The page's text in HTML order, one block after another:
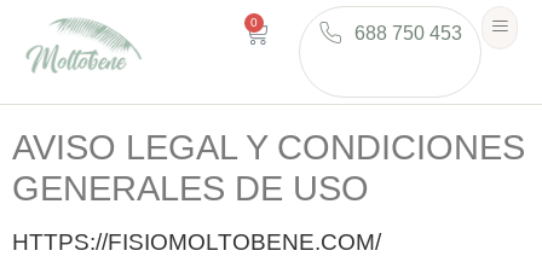
688 750 453
0
AVISO LEGAL Y CONDICIONES
GENERALES DE USO
HTTPS://FISIOMOLTOBENE.COM/